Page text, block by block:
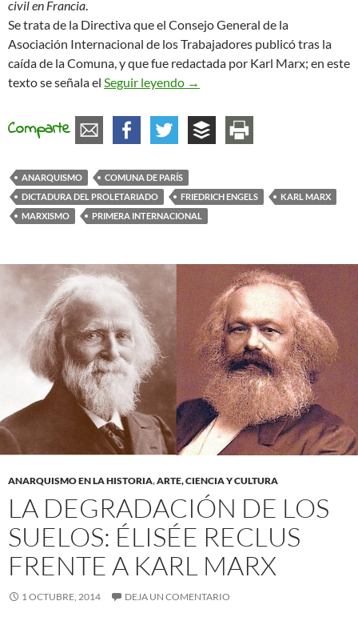
civil en Francia.
Se trata de la Directiva que el Consejo General de la
Asociación Internacional de los Trabajadores publicó tras la
caída de la Comuna, y que fue redactada por Karl Marx; en este
texto se señala el Seguir leyendo El equívoco del Marx libertario
→
Comparte
ANARQUISMO
COMUNA DE PARÍS
DICTADURA DEL PROLETARIADO
FRIEDRICH ENGELS
KARL MARX
MARXISMO
PRIMERA INTERNACIONAL
ANARQUISMO EN LA HISTORIA,ARTE, CIENCIA Y CULTURA
LA DEGRADACIÓN DE LOS
SUELOS: ÉLISÉE RECLUS
FRENTE A KARL MARX
1 OCTUBRE, 2014 DEJA UN COMENTARIO